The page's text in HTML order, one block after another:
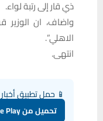
ذي قار إلى رتبة لواء.
واضاف، ان الوزير
الاهلي”.
انتهى.
📱 حمل تطبيق
تحميل من Google Play